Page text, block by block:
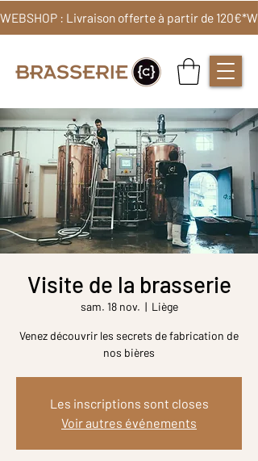
WEBSHOP : Livraison offerte à partir de 120€*
Visite de la brasserie
sam. 18 nov.
  |
Liège
Venez découvrir les secrets de fabrication de
nos bières
Les inscriptions sont closes
Voir autres événements